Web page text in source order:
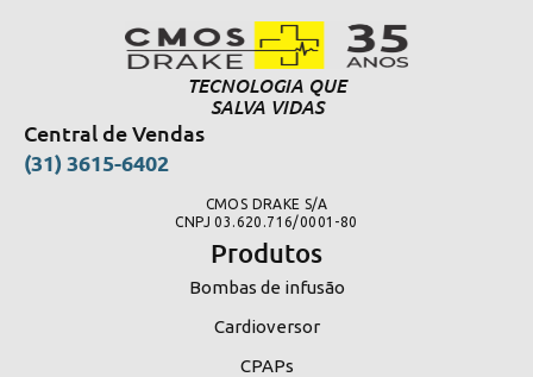
TECNOLOGIA QUE
SALVA VIDAS
Central de Vendas
(31) 3615-6402
CMOS DRAKE S/A
CNPJ 03.620.716/0001-80
Produtos
Bombas de infusão
Cardioversor
CPAPs